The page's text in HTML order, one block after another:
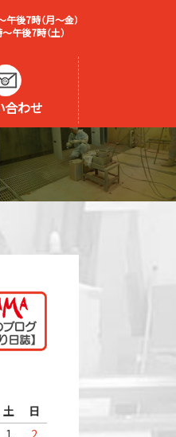
後7時（月～金）
午後7時（土）
合わせ
土
日